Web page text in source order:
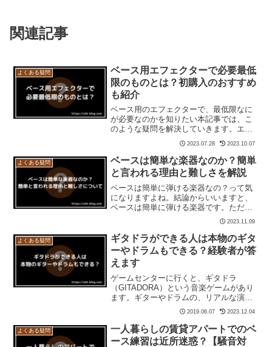
関連記事
よくある疑問
ベース用エフェクターで必要最低
限のものとは？初購入のおすすめ
も紹介
ベース用のエフェクターで、最低限なに
が必要なのかを知りたい本記事では、こ
のような疑問を解決していきます。エレ
キギターやエレキベースには、非常にた
くさんの種類のエフェクターがありま
す。たくさんありすぎて、どのようなエ
フェクターが必要なのかって...
2023.07.28 2023.10.07
よくある疑問
ベースは簡単な楽器なのか？簡単
と言われる理由と難しさを解説
ベースは簡単に弾ける楽器なの？って気
になりますよね。結論からいいますと、
ベースは簡単に弾ける楽器です。ただ
し、ベースにはベースの難しさがちゃん
とあります。どういうことなのか、この
記事では、ベースが簡単と言われる理由
と、ベースの難しさについて...
2023.11.09
よくある疑問
ギタドラができる人は本物のギタ
ーやドラムもできる？経験者が答
えます
ゲームセンターに行くと、ギタドラ
（GITADORA）という音楽ゲームがあり
ます。ギターやドラムの、リアルな演奏
を体感できるゲーム！…らしいです。ギ
タドラを知らない人にギタドラのことを
話すとギタドラが上手い人って本物のギ
ターやドラムもできるの...
2019.06.07 2023.12.04
よくある疑問
一人暮らしの賃貸アパートでのベ
ース練習は近所迷惑？【騒音対